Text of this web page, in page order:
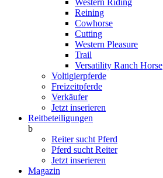
Western Riding
Reining
Cowhorse
Cutting
Western Pleasure
Trail
Versatility Ranch Horse
Voltigierpferde
Freizeitpferde
Verkäufer
Jetzt inserieren
Reitbeteiligungen
b
Reiter sucht Pferd
Pferd sucht Reiter
Jetzt inserieren
Magazin